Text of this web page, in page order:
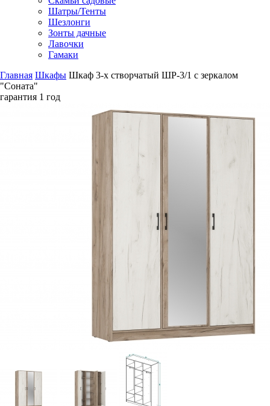
Шатры/Тенты
Шезлонги
Зонты дачные
Лавочки
Гамаки
Главная Шкафы Шкаф 3-х створчатый ШР-3/1 с зеркалом
"Соната"
гарантия 1 год